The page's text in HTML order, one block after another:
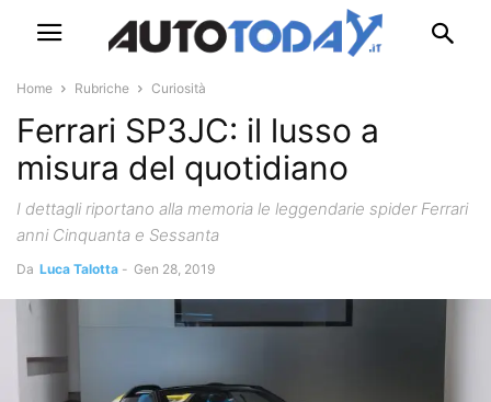
Home Rubriche Curiosità
Ferrari SP3JC: il lusso a
misura del quotidiano
I dettagli riportano alla memoria le leggendarie spider Ferrari
anni Cinquanta e Sessanta
Da Luca Talotta - Gen 28, 2019